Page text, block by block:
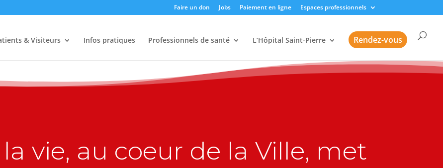
Faire un don Jobs Paiement en ligne Espaces professionnels
& Visiteurs Infos pratiques Professionnels de santé L’Hôpital Saint-Pierre Rendez-vous
vie, au coeur de la Ville, met